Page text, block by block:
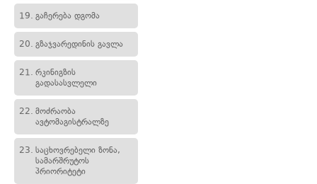
19. გაჩერება დგომა
20. გზაჯვარედინის გავლა
21. რკინიგზის
გადასასვლელი
22. მოძრაობა
ავტომაგისტრალზე
23. საცხოვრებელი ზონა,
სამარშრუტოს
პრიორიტეტი